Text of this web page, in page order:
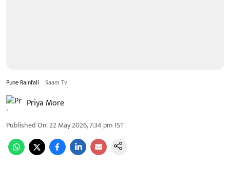
Pune Rainfall Saam Tv
Priya More
Published On:22 May 2026, 7:34 pm IST